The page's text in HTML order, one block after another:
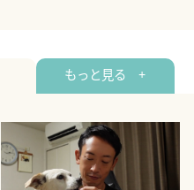
もっと見る +